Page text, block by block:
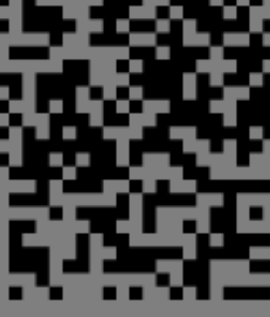
για την
τοπόσημου, τότε
περιοχή, αλλά και
διαδρομή:
– Θεσσαλονίκη.
θαλάσσιας σύνδεσης
το «Olympus
προϊόν και υπηρεσία που